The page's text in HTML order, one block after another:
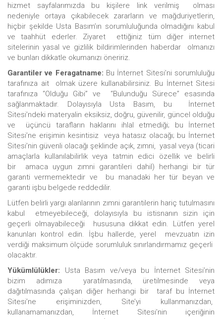
hizmet sayfalarımızda bu kişilere link verilmiş olması
nedeniyle ortaya çıkabilecek zararların ve mağduriyetlerin,
hiçbir şekilde Usta Basım’ın sorumluluğunda olmadığını kabul
ve taahhüt ederler. Ziyaret ettiğiniz tüm diğer internet
sitelerinin yasal ve gizlilik bildirimlerinden haberdar olmanızı
ve bunları dikkatle okumanızı öneririz.
Garantiler ve Feragatname: Bu İnternet Sitesi’ni sorumluluğu
tarafınıza ait olmak üzere kullanabilirsiniz. Bu İnternet Sitesi
tarafınıza “Olduğu Gibi” ve “Bulunduğu Sürece” esasında
sağlanmaktadır. Dolayısıyla Usta Basım, bu İnternet
Sitesi’ndeki materyalin eksiksiz, doğru, güvenilir, güncel olduğu
ve üçüncü tarafların haklarını ihlal etmediği; bu İnternet
Sitesi’ne erişimin kesintisiz veya hatasız olacağı; bu İnternet
Sitesi’nin güvenli olacağı şeklinde açık, zımni, yasal veya (ticari
amaçlarla kullanılabilirlik veya tatmin edici özellik ve belirli
bir amaca uygun zımni garantileri dahil) herhangi bir tür
garanti vermemektedir ve bu manadaki her tür beyan ve
garanti işbu belgede reddedilir.
Lütfen belirli yargı alanlarının zımni garantilerin hariç tutulmasını
kabul etmeyebileceği, dolayısıyla bu istisnanın sizin için
geçerli olmayabileceği hususuna dikkat edin. Lütfen yerel
kanunları kontrol edin. İşbu hallerde, yerel mevzuatın izin
verdiği maksimum ölçüde sorumluluk sınırlandırmamız geçerli
olacaktır.
Yükümlülükler: Usta Basım ve/veya bu İnternet Sitesi’nin
bizim adımıza yaratılmasında, üretilmesinde veya
dağıtılmasında çalışan diğer herhangi bir taraf bu İnternet
Sitesi’ne erişiminizden, Site’yi kullanmanızdan,
kullanamamanızdan, İnternet Sitesi’nin içeriğinin